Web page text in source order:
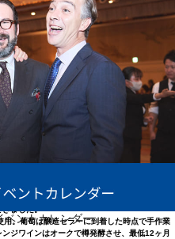
ーのグルツェ・ガステルメンディが語ったよ
ートワインを造ることである。彼女は設立当
き立てる国際品種を使用し、まろやかでフル
。葡萄は醸造セラーに到着した時点で手作業
ジワインはオークで樽発酵させ、最低12ヶ月
ベントカレンダー